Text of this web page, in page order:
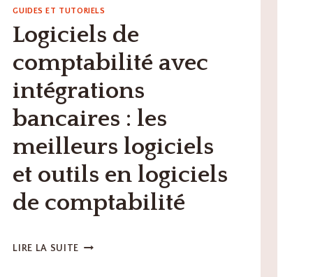
POUR
OPTIMISER
LA
GESTION
DE
VOTRE
PARC
AUTOMOBILE
?
GUIDES ET TUTORIELS
Logiciels de
comptabilité avec
intégrations
bancaires : les
meilleurs logiciels
et outils en logiciels
de comptabilité
LIRE LA SUITE LOGICIELS